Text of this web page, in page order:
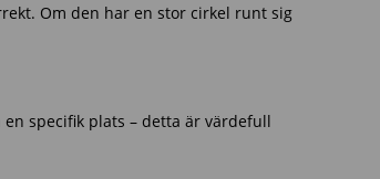
Om den har en stor cirkel runt sig
specifik plats – detta är värdefull